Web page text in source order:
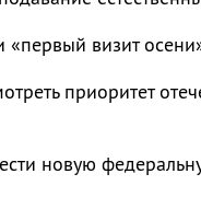
«первый визит
приоритет
новую